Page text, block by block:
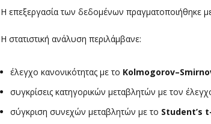
Η επεξεργασία των δεδομένων πραγματοποιήθηκε
Η στατιστική ανάλυση περιλάμβανε:
έλεγχο κανονικότητας με το
συγκρίσεις κατηγορικών μεταβλητών με τον
σύγκριση συνεχών μεταβλητών με το Student’s